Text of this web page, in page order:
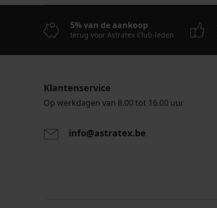
5% van de aankoop
terug voor Astratex Club-leden
Klantenservice
Op werkdagen van 8.00 tot 16.00 uur
info@astratex.be